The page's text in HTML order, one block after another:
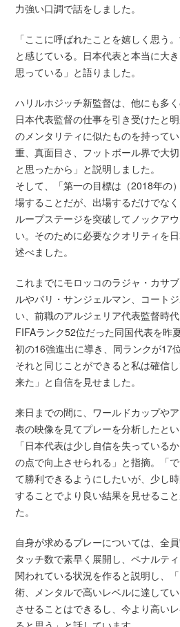
力強い口調で話をしました。
「ここに呼ばれたことを嬉しく思う
と感じている。日本代表と本当に大
思っている」と語りました。
ハリルホジッチ新監督は、他にも多
日本代表監督の仕事を引き受けたと
のメンタリティに似たものを持って
重、真面目さ、フットボール界で大
と思ったから」と説明しました。
そして、「第一の目標は（2018年の
場することだが、出場するだけでな
ループステージを突破してノックア
い。そのために必要なクオリティを
述べました。
これまでにモロッコのラジャ・カサ
ルやパリ・サンジェルマン、コート
い、前職のアルジェリア代表監督時
FIFAランク52位だった同国代表を昨
初の16強進出に導き、同ランクが17
それと同じことができると私は確信
来た」と自信を見せました。
来日までの間に、ワールドカップや
表の映像を見てプレーを分析したとい
「日本代表は少し自信を失っている
の点で向上させられる」と指摘。「
て勝利できるようにしたいが、少し
することでより良い結果を見せるこ
た。
自身が求めるプレーについては、全
タッチ数で素早く展開し、ペナルテ
関われている状況を作ると説明し、
術、メンタルで高いレベルに達して
させることはできるし、今より高い